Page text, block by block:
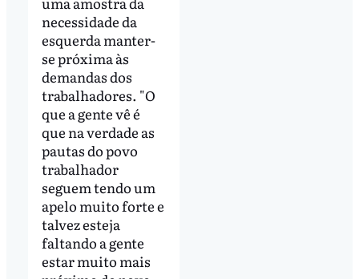
necessidade da
esquerda manter-
se próxima às
demandas dos
trabalhadores. "O
que a gente vê é
que na verdade as
pautas do povo
trabalhador
seguem tendo um
apelo muito forte e
talvez esteja
faltando a gente
estar muito mais